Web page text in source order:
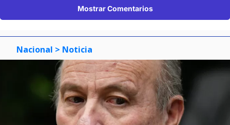
Mostrar Comentarios
Nacional > Noticia